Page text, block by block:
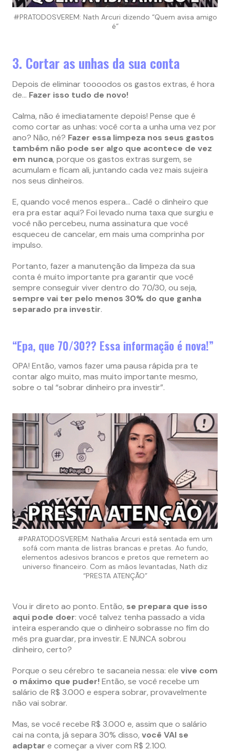
#PRATODOSVEREM: Nath Arcuri dizendo “Quem avisa amigo
é”
3. Cortar as unhas da sua conta
Depois de eliminar toooodos os gastos extras, é hora
de… Fazer isso tudo de novo!
Calma, não é imediatamente depois! Pense que é
como cortar as unhas: você corta a unha uma vez por
ano? Não, né? Fazer essa limpeza nos seus gastos
também não pode ser algo que acontece de vez
em nunca, porque os gastos extras surgem, se
acumulam e ficam ali, juntando cada vez mais sujeira
nos seus dinheiros.
E, quando você menos espera… Cadê o dinheiro que
era pra estar aqui? Foi levado numa taxa que surgiu e
você não percebeu, numa assinatura que você
esqueceu de cancelar, em mais uma comprinha por
impulso.
Portanto, fazer a manutenção da limpeza da sua
conta é muito importante pra garantir que você
sempre conseguir viver dentro do 70/30, ou seja,
sempre vai ter pelo menos 30% do que ganha
separado pra investir.
“Epa, que 70/30?? Essa informação é nova!”
OPA! Então, vamos fazer uma pausa rápida pra te
contar algo muito, mas muito importante mesmo,
sobre o tal “sobrar dinheiro pra investir”.
#PARATODOSVEREM: Nathalia Arcuri está sentada em um
sofá com manta de listras brancas e pretas. Ao fundo,
elementos adesivos brancos e pretos que remetem ao
universo financeiro. Com as mãos levantadas, Nath diz
“PRESTA ATENÇÃO”
Vou ir direto ao ponto. Então, se prepara que isso
aqui pode doer: você talvez tenha passado a vida
inteira esperando que o dinheiro sobrasse no fim do
mês pra guardar, pra investir. E NUNCA sobrou
dinheiro, certo?
Porque o seu cérebro te sacaneia nessa: ele vive com
o máximo que puder!Então, se você recebe um
salário de R$ 3.000 e espera sobrar, provavelmente
não vai sobrar.
Mas, se você recebe R$ 3.000 e, assim que o salário
cai na conta, já separa 30% disso, você VAI se
adaptar e começar a viver com R$ 2.100.